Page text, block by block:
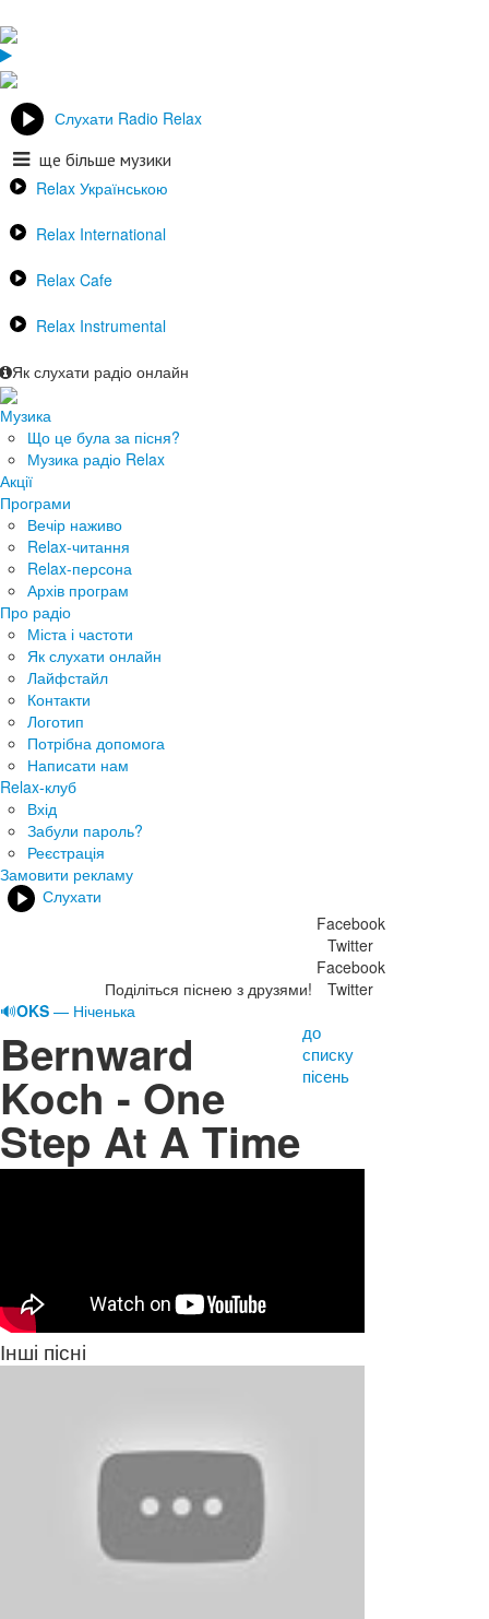
Слухати Radio Relax
ще більше музики
Relax Українською
Relax International
Relax Cafe
Relax Instrumental
Як слухати радіо онлайн
Музика
Що це була за пісня?
Музика радіо Relax
Акції
Програми
Вечір наживо
Relax-читання
Relax-персона
Архів програм
Про радіо
Міста і частоти
Як слухати онлайн
Лайфстайл
Контакти
Логотип
Потрібна допомога
Написати нам
Relax-клуб
Вхід
Забули пароль?
Реєстрація
Замовити рекламу
Слухати
Поділіться піснею з друзями!
Facebook
Twitter
Facebook
Twitter
🔊OKS — Ніченька
Bernward
Koch - One
Step At A Time
до
списку
пісень
Інші пісні